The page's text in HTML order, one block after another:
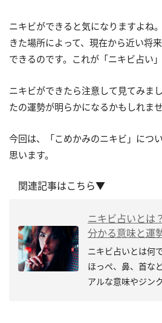
ニキビができると気になりますよね
きた場所によって、現在から近い将
できるのです。これが「ニキビ占い」
ニキビができたら注意して見てみま
たの運勢が明らかになるかもしれませ
今回は、「こめかみのニキビ」につ
思います。
関連記事はこちら▼
ニキビ占いと
分かる意味と運
ニキビ占いとは何
ほっぺ、鼻、首な
アルな意味やジン